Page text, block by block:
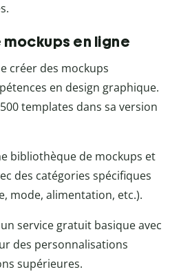
en ligne
créer des mockups
en design graphique.
templates dans sa version
bibliothèque de mockups et
des catégories spécifiques
mode, alimentation, etc.).
service gratuit basique avec
des personnalisations
supérieures.